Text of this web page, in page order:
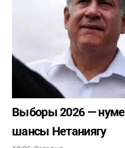
Выборы 2026 —
шансы Нетаниягу